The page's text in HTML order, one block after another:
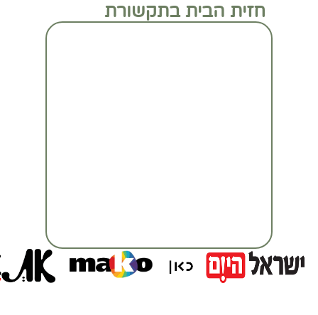
חזית הבית בתקשורת
מעבר לכתבה המלאה